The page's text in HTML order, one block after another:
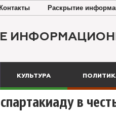
Контакты Раскрытие
КУЛЬТУРА
в